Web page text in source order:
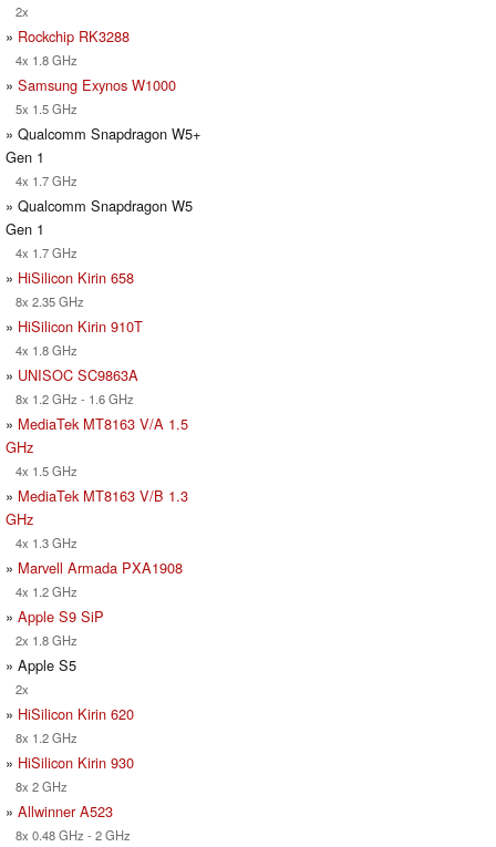
2x
» Rockchip RK3288
4x 1.8 GHz
» Samsung Exynos W1000
5x 1.5 GHz
» Qualcomm Snapdragon W5+
Gen 1
4x 1.7 GHz
» Qualcomm Snapdragon W5
Gen 1
4x 1.7 GHz
» HiSilicon Kirin 658
8x 2.35 GHz
» HiSilicon Kirin 910T
4x 1.8 GHz
» UNISOC SC9863A
8x 1.2 GHz - 1.6 GHz
» MediaTek MT8163 V/A 1.5
GHz
4x 1.5 GHz
» MediaTek MT8163 V/B 1.3
GHz
4x 1.3 GHz
» Marvell Armada PXA1908
4x 1.2 GHz
» Apple S9 SiP
2x 1.8 GHz
» Apple S5
2x
» HiSilicon Kirin 620
8x 1.2 GHz
» HiSilicon Kirin 930
8x 2 GHz
» Allwinner A523
8x 0.48 GHz - 2 GHz